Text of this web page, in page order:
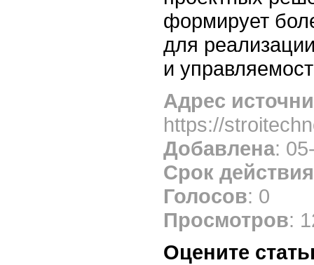
формирует
для
и
Адрес
https://
Добавлена:
Срок действия
Голосов: 0
Просмотров:
Оцените